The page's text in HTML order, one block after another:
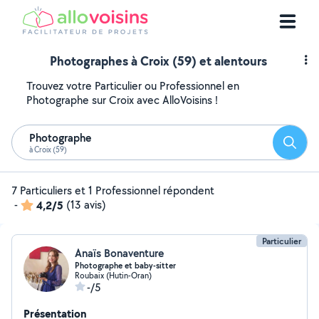
Photographes à Croix (59) et alentours
Trouvez votre Particulier ou Professionnel en
Photographe sur Croix avec AlloVoisins !
Photographe
à Croix (59)
7 Particuliers et 1 Professionnel répondent
-
4,2/5 (13 avis)
Particulier
Anaïs Bonaventure
Photographe et baby-sitter
Roubaix (Hutin-Oran)
-/5
Présentation